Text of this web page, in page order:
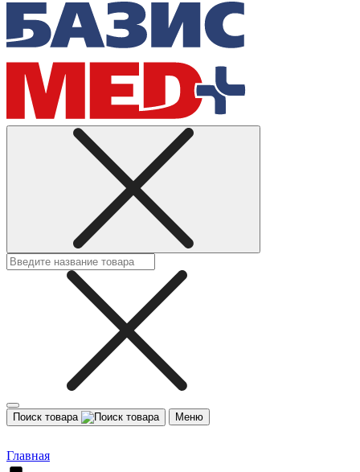
Поиск товара Меню
Главная